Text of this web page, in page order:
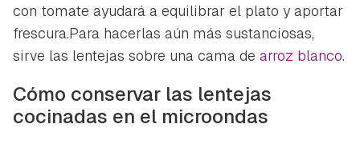
con tomate ayudará a equilibrar el plato y aportar
frescura.Para hacerlas aún más sustanciosas,
sirve las lentejas sobre una cama de arroz blanco.
Cómo conservar las lentejas
cocinadas en el microondas